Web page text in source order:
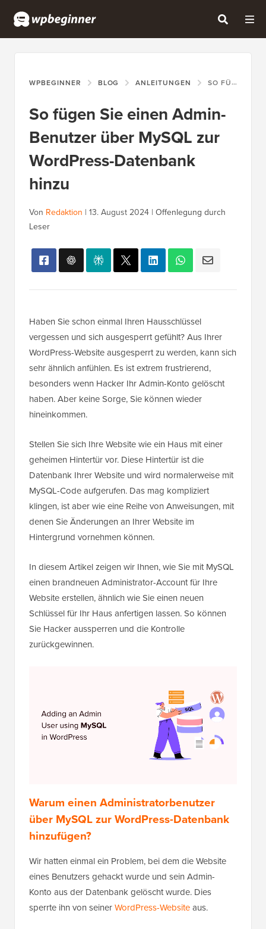
WPBEGINNER BLOG ANLEITUNGEN SO FÜGEN SIE EINEN ADMIN-BENUTZER ÜBER MYSQL ZUR WORDPRESS-DATENBANK HINZU
So fügen Sie einen Admin-
Benutzer über MySQL zur
WordPress-Datenbank
hinzu
Von Redaktion | 13. August 2024 | Offenlegung durch
Leser
Haben Sie schon einmal Ihren Hausschlüssel
vergessen und sich ausgesperrt gefühlt? Aus Ihrer
WordPress-Website ausgesperrt zu werden, kann sich
sehr ähnlich anfühlen. Es ist extrem frustrierend,
besonders wenn Hacker Ihr Admin-Konto gelöscht
haben. Aber keine Sorge, Sie können wieder
hineinkommen.
Stellen Sie sich Ihre Website wie ein Haus mit einer
geheimen Hintertür vor. Diese Hintertür ist die
Datenbank Ihrer Website und wird normalerweise mit
MySQL-Code aufgerufen. Das mag kompliziert
klingen, ist aber wie eine Reihe von Anweisungen, mit
denen Sie Änderungen an Ihrer Website im
Hintergrund vornehmen können.
In diesem Artikel zeigen wir Ihnen, wie Sie mit MySQL
einen brandneuen Administrator-Account für Ihre
Website erstellen, ähnlich wie Sie einen neuen
Schlüssel für Ihr Haus anfertigen lassen. So können
Sie Hacker aussperren und die Kontrolle
zurückgewinnen.
Warum einen Administratorbenutzer
über MySQL zur WordPress-Datenbank
hinzufügen?
Wir hatten einmal ein Problem, bei dem die Website
eines Benutzers gehackt wurde und sein Admin-
Konto aus der Datenbank gelöscht wurde. Dies
sperrte ihn von seinerWordPress-Websiteaus.